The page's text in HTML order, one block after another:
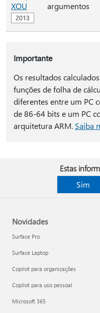
XOU
argumentos
Importante
Os resultados
funções de folha de
diferentes entre um PC
de 86-64 bits e um PC
arquitetura ARM. Saiba
Estas
Sim
Novidades
Surface Pro
Surface Laptop
Copilot para organizações
Copilot para uso pessoal
Microsoft 365